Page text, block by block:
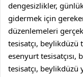
dengesizlikler,
gidermek için
düzenlemeleri
tesisatçı, beylikdüzü
esenyurt tesisatçısı,
tesisatçı, beylikdüzü